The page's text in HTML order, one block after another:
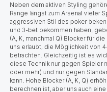
Neben dem aktiven Styling
Range längst zum Arsenal vieler
aggressiven Stil des poker
und 3-bet bekommen haben,
(A, K, manchmal Q) Blocker für
uns erlaubt, die Möglichkeit von
betrachten. Gleichzeitig ist es
diese Technik nur gegen Spieler
oder mehr) und nur gegen
kann. Hohe Blocker (A, K, Q)
berechnen ist, aber uns auch